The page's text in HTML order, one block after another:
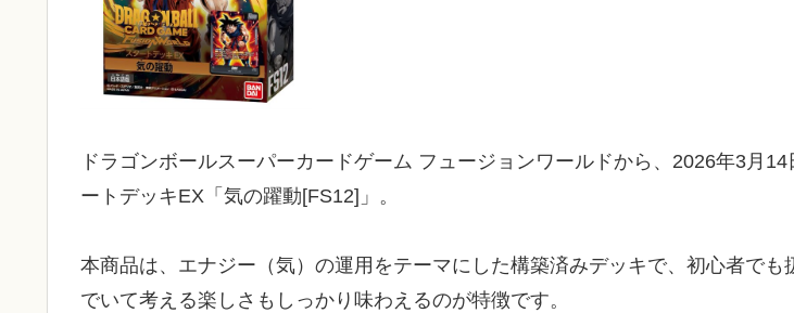
ドラゴンボールスーパーカードゲーム フュージョンワールドから、2026年3月14
ートデッキEX「気の躍動[FS12]」。
本商品は、エナジー（気）の運用をテーマにした構築済みデッキで、初心者でも
でいて考える楽しさもしっかり味わえるのが特徴です。